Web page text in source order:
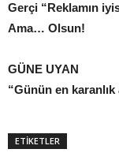
Gerçi “Reklamın
Ama… Olsun!
GÜNE UYAN
“Günün en karanlık
ETİKETLER